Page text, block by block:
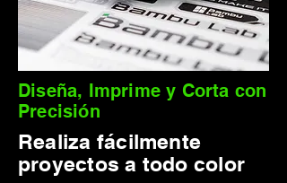
Diseña, Imprime y Corta con
Precisión
Realiza fácilmente
proyectos a todo color